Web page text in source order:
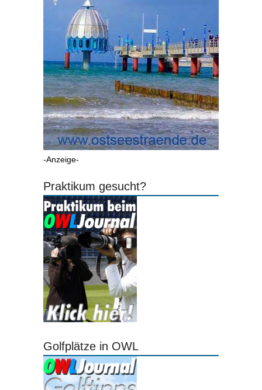
-Anzeige-
Praktikum gesucht?
Golfplätze in OWL